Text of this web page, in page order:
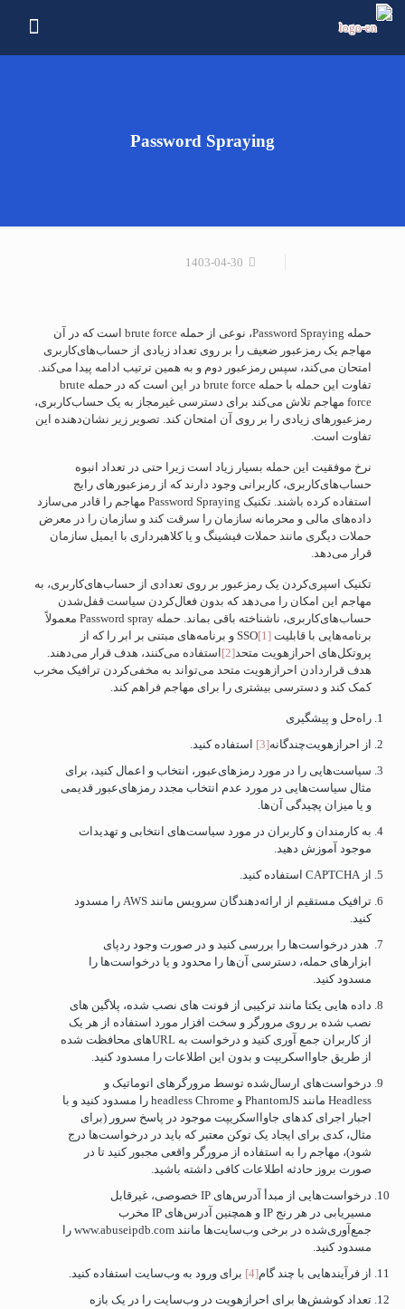
Password Spraying
1403-04-30
حمله Password Spraying، نوعی از حمله brute force است که در آن
مهاجم یک رمزعبور ضعیف را بر روی تعداد زیادی از حساب‌های‌کاربری
امتحان می‌کند، سپس رمزعبور دوم و به همین ترتیب ادامه پیدا می‌کند.
تفاوت این حمله با حمله brute force در این است که در حمله brute
force مهاجم تلاش می‌کند برای دسترسی غیرمجاز به یک حساب‌کاربری،
رمزعبورهای زیادی را بر روی آن امتحان کند. تصویر زیر نشان‌دهنده این
تفاوت است.
نرخ موفقیت این حمله بسیار زیاد است زیرا حتی در تعداد انبوه
حساب‌های‌کاربری، کاربرانی وجود دارند که از رمزعبورهای رایج
استفاده کرده باشند. تکنیک Password Spraying مهاجم را قادر می‌سازد
داده‌های مالی و محرمانه سازمان را سرقت کند و سازمان را در معرض
حملات دیگری مانند حملات فیشینگ و یا کلاهبرداری با ایمیل سازمان
قرار می‌دهد.
تکنیک اسپری‌کردن یک رمزعبور بر روی تعدادی از حساب‌های‌کاربری، به
مهاجم این امکان را می‌دهد که بدون فعال‌کردن سیاست قفل‌شدن
حساب‌های‌کاربری، ناشناخته باقی بماند. حمله Password spray معمولاً
برنامه‌هایی با قابلیت SSO [1]
و برنامه‌های مبتنی بر ابر را که از
پروتکل‌های احرازهویت متحد[2]
استفاده می‌کنند، هدف قرار می‌دهند.
هدف قرار‌دادن احرازهویت متحد می‌تواند به مخفی‌کردن ترافیک مخرب
کمک کند و دسترسی بیشتری را برای مهاجم فراهم کند.
راه‌حل و پیشگیری
از احرازهویت‌چندگانه[3]
استفاده کنید.
سیاست‌هایی را در مورد رمزهای‌عبور، انتخاب و اعمال کنید، برای
مثال سیاست‌هایی در مورد عدم انتخاب مجدد رمزهای‌عبور قدیمی
و یا میزان پچیدگی آن‌ها.
به کارمندان و کاربران در مورد سیاست‌های انتخابی و تهدیدات
موجود آموزش دهید.
از CAPTCHA استفاده کنید.
ترافیک مستقیم از ارائه‌دهندگان سرویس مانند AWS را مسدود
کنید.
هدر درخواست‌ها را بررسی کنید و در صورت وجود ردپای
ابزارهای حمله، دسترسی آن‌ها را محدود و یا درخواست‌ها را
مسدود کنید.
داده هایی یکتا مانند ترکیبی از فونت های نصب شده، پلاگین های
نصب شده بر روی مرورگر و سخت افزار مورد استفاده از هر یک
از کاربران جمع آوری کنید و درخواست به URLهای محافظت شده
از طریق جاوااسکریپت و بدون این اطلاعات را مسدود کنید.
درخواست‌های ارسال‌شده توسط مرورگرهای اتوماتیک و
Headless مانند PhantomJS و headless Chrome را مسدود کنید و با
اجبار اجرای کدهای جاوااسکریپت موجود در پاسخ سرور (برای
مثال، کدی برای ایجاد یک توکن معتبر که باید در درخواست‌ها درج
شود)، مهاجم را به استفاده از مرورگر واقعی مجبور کنید تا در
صورت بروز حادثه اطلاعات کافی داشته باشید.
درخواست‌هایی از مبدأ آدرس‌های IP خصوصی، غیرقابل
مسیریابی در هر رنج IP و همچنین آدرس‌های IP مخرب
جمع‌آوری‌شده در برخی وب‌سایت‌ها مانند www.abuseipdb.com را
مسدود کنید.
از فرآیندهایی با چند گام[4]
برای ورود به وب‌سایت استفاده کنید.
تعداد کوشش‌ها برای احرازهویت در وب‌سایت را در یک بازه